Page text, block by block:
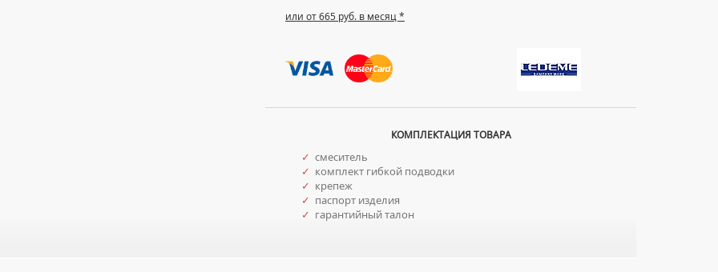
или от 665 руб. в месяц *
КОМПЛЕКТАЦИЯ ТОВАРА
✓ смеситель
✓ комплект гибкой подводки
✓ крепеж
✓ паспорт изделия
✓ гарантийный талон